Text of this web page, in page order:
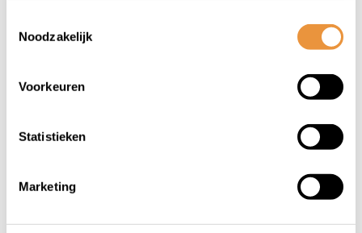
Noodzakelijk
Voorkeuren
Statistieken
Marketing